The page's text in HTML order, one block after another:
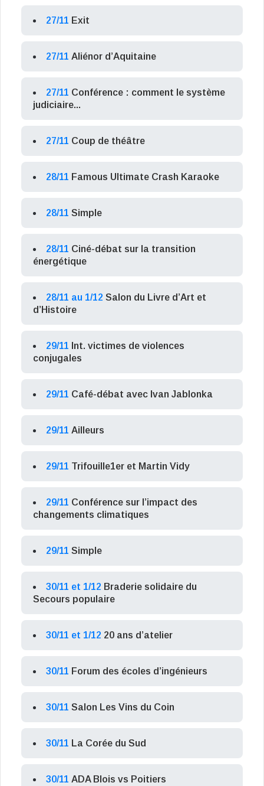
27/11 Exit
27/11 Aliénor d’Aquitaine
27/11 Conférence : comment le système
judiciaire...
27/11 Coup de théâtre
28/11 Famous Ultimate Crash Karaoke
28/11 Simple
28/11 Ciné-débat sur la transition
énergétique
28/11 au 1/12 Salon du Livre d’Art et
d’Histoire
29/11 Int. victimes de violences
conjugales
29/11 Café-débat avec Ivan Jablonka
29/11 Ailleurs
29/11 Trifouille1er et Martin Vidy
29/11 Conférence sur l’impact des
changements climatiques
29/11 Simple
30/11 et 1/12 Braderie solidaire du
Secours populaire
30/11 et 1/12 20 ans d’atelier
30/11 Forum des écoles d’ingénieurs
30/11 Salon Les Vins du Coin
30/11 La Corée du Sud
30/11 ADA Blois vs Poitiers